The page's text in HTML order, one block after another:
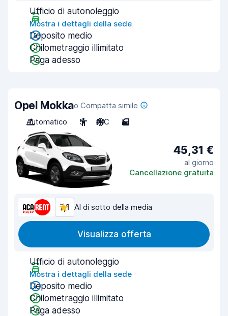
Ufficio di autonoleggio
Mostra i dettagli della sede
Deposito medio
Chilometraggio illimitato
Paga adesso
Opel Mokkao Compatta simile
Automatico
5 A/C 5
45,31 €
al giorno
Cancellazione gratuita
7,1 Al di sotto della media
Visualizza offerta
Ufficio di autonoleggio
Mostra i dettagli della sede
Deposito medio
Chilometraggio illimitato
Paga adesso